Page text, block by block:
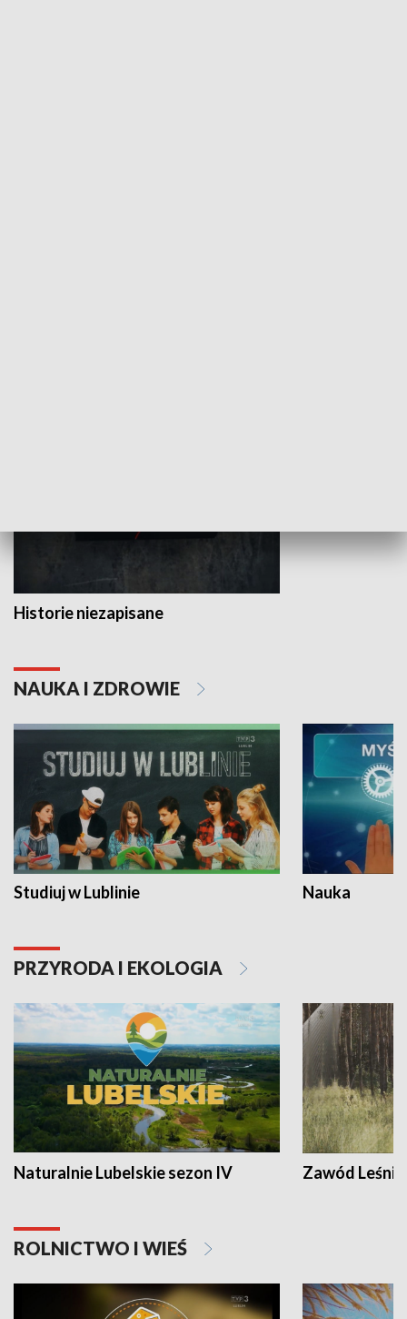
Historie niezapisane
NAUKA I ZDROWIE
Studiuj w Lublinie Nauka
PRZYRODA I EKOLOGIA
Naturalnie Lubelskie sezon IV Zawód Leśnik
ROLNICTWO I WIEŚ